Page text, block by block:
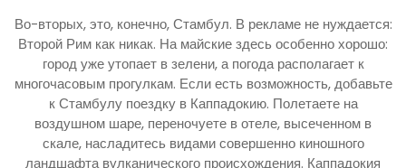
Во-вторых, это, конечно, Стамбул. В рекламе не нуждается:
Второй Рим как никак. На майские здесь особенно хорошо:
город уже утопает в зелени, а погода располагает к
многочасовым прогулкам. Если есть возможность, добавьте
к Стамбулу поездку в Каппадокию. Полетаете на
воздушном шаре, переночуете в отеле, высеченном в
скале, насладитесь видами совершенно киношного
ландшафта вулканического происхождения. Каппадокия